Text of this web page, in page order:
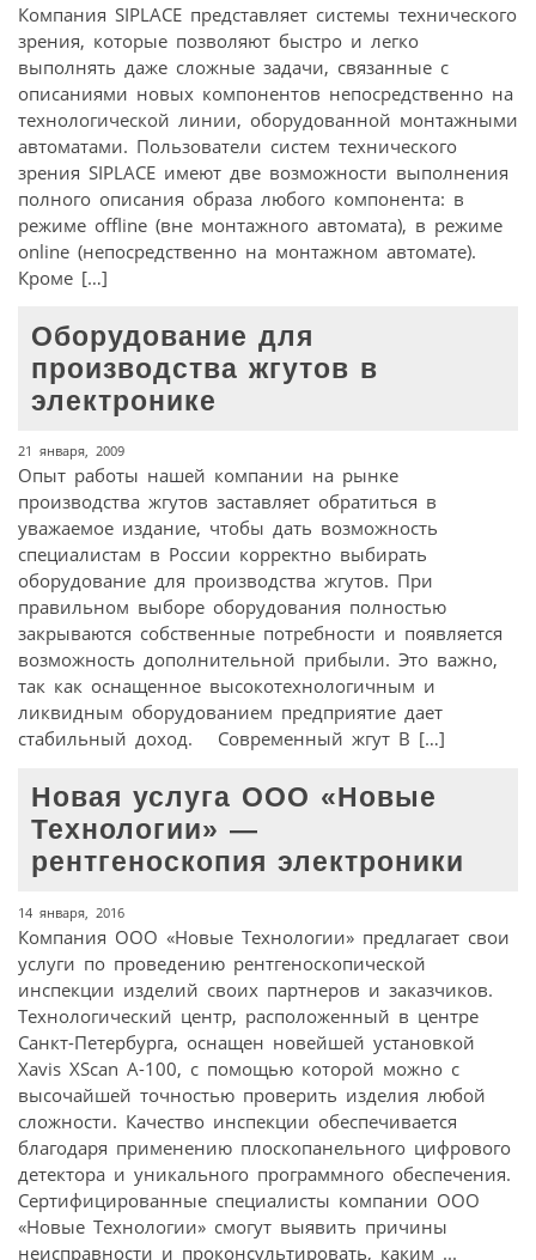
Компания SIPLACE представляет системы технического
зрения, которые позволяют быстро и легко
выполнять даже сложные задачи, связанные с
описаниями новых компонентов непосредственно на
технологической линии, оборудованной монтажными
автоматами. Пользователи систем технического
зрения SIPLACE имеют две возможности выполнения
полного описания образа любого компонента: в
режиме offline (вне монтажного автомата), в режиме
online (непосредственно на монтажном автомате).
Кроме […]
Оборудование для
производства жгутов в
электронике
21 января, 2009
Опыт работы нашей компании на рынке
производства жгутов заставляет обратиться в
уважаемое издание, чтобы дать возможность
специалистам в России корректно выбирать
оборудование для производства жгутов. При
правильном выборе оборудования полностью
закрываются собственные потребности и появляется
возможность дополнительной прибыли. Это важно,
так как оснащенное высокотехнологичным и
ликвидным оборудованием предприятие дает
стабильный доход. Современный жгут В […]
Новая услуга ООО «Новые
Технологии» —
рентгеноскопия электроники
14 января, 2016
Компания ООО «Новые Технологии» предлагает свои
услуги по проведению рентгеноскопической
инспекции изделий своих партнеров и заказчиков.
Технологический центр, расположенный в центре
Санкт-Петербурга, оснащен новейшей установкой
Xavis XScan A-100, с помощью которой можно с
высочайшей точностью проверить изделия любой
сложности. Качество инспекции обеспечивается
благодаря применению плоскопанельного цифрового
детектора и уникального программного обеспечения.
Сертифицированные специалисты компании ООО
«Новые Технологии» смогут выявить причины
неисправности и проконсультировать, каким ...